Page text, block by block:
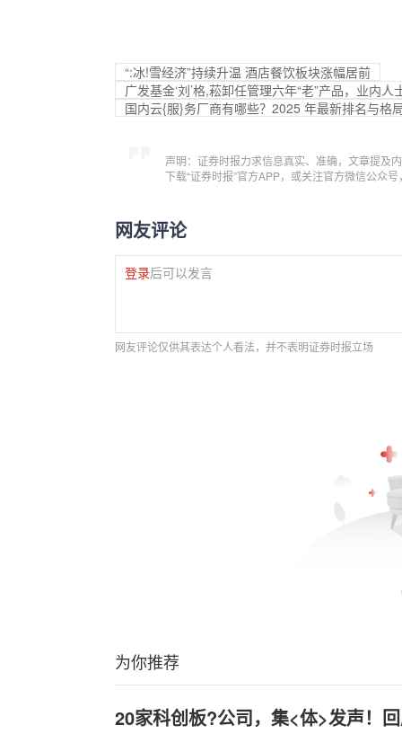
“:冰!雪经济”持续升温 酒店餐饮板块涨幅居前
广发基金‘刘’格,菘卸任管理六年“老”产品，业内
国内云{服}务厂商有哪些？2025 年最新排名与格
声明：证券时报力求信息真实、准确，文章提及
下载“证券时报”官方APP，或关注官方微信公众
网友评论
登录后可以发言
网友评论仅供其表达个人看法，并不表明证券时报立场
为你推荐
20家科创板?公司，集<体>发声！